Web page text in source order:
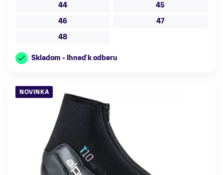
44
45
46
47
48
Skladom - Ihneď k odberu
NOVINKA